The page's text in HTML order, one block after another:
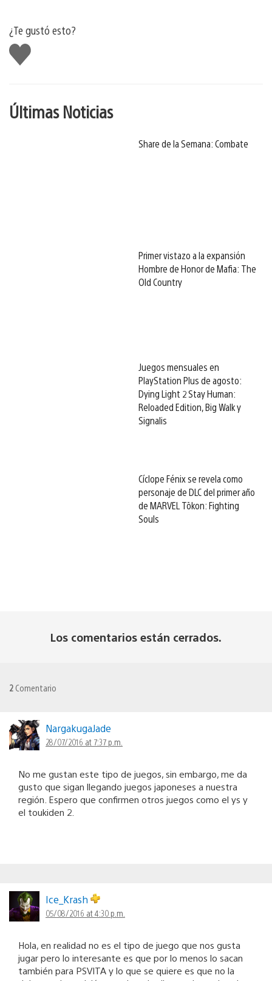
¿Te gustó esto?
Me
gusta
Últimas Noticias
Share de la Semana: Combate
Primer vistazo a la expansión
Hombre de Honor de Mafia: The
Old Country
Juegos mensuales en
PlayStation Plus de agosto:
Dying Light 2 Stay Human:
Reloaded Edition, Big Walk y
Signalis
Cíclope Fénix se revela como
personaje de DLC del primer año
de MARVEL Tōkon: Fighting
Souls
Los comentarios están cerrados.
2 Comentario
NargakugaJade
28/07/2016 at 7:37 p.m.
No me gustan este tipo de juegos, sin embargo, me da
gusto que sigan llegando juegos japoneses a nuestra
región. Espero que confirmen otros juegos como el ys y
el toukiden 2.
Ice_Krash
05/08/2016 at 4:30 p.m.
Hola, en realidad no es el tipo de juego que nos gusta
jugar pero lo interesante es que por lo menos lo sacan
también para PSVITA y lo que se quiere es que no la